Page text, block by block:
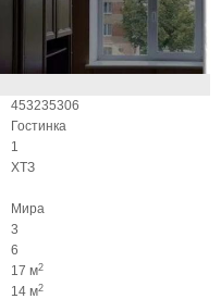
453235306
Гостинка
1
ХТЗ
Мира
3
6
17 м2
14 м2